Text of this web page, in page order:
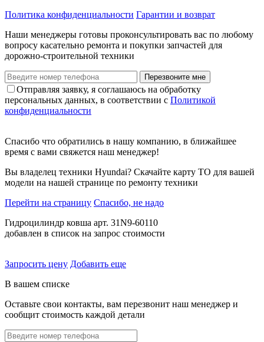
Политика конфиденциальности Гарантии и возврат
Наши менеджеры готовы проконсультировать вас по любому
вопросу касательно ремонта и покупки запчастей для
дорожно-строительной техники
Перезвоните мне
Отправляя заявку, я соглашаюсь на обработку
персональных данных, в соответствии с Политикой
конфиденциальности
Спасибо что обратились в нашу компанию, в ближайшее
время с вами свяжется наш менеджер!
Вы владелец техники Hyundai? Скачайте карту ТО для вашей
модели на нашей странице по ремонту техники
Перейти на страницу Спасибо, не надо
Гидроцилиндр ковша арт. 31N9-60110
добавлен в список на запрос стоимости
Запросить цену Добавить еще
В вашем списке
Оставьте свои контакты, вам перезвонит наш менеджер и
сообщит стоимость каждой детали